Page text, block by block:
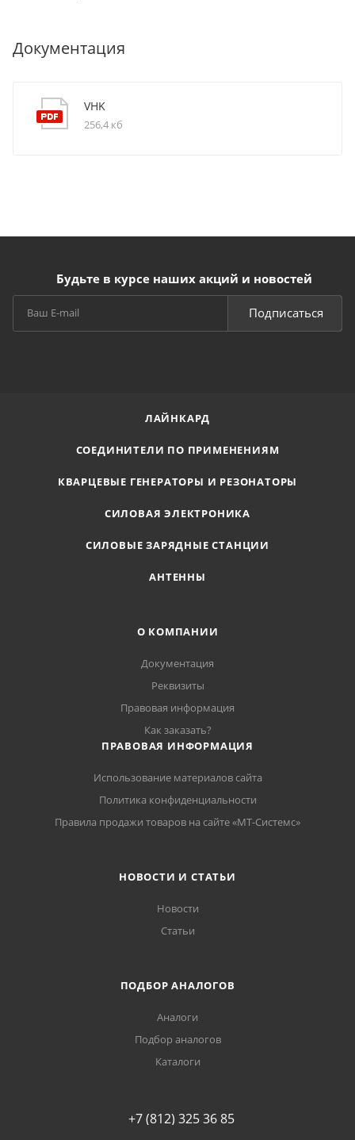
Документация
VHK
256,4 кб
Будьте в курсе наших акций и новостей
Подписаться
ЛАЙНКАРД
СОЕДИНИТЕЛИ ПО ПРИМЕНЕНИЯМ
КВАРЦЕВЫЕ ГЕНЕРАТОРЫ И РЕЗОНАТОРЫ
СИЛОВАЯ ЭЛЕКТРОНИКА
СИЛОВЫЕ ЗАРЯДНЫЕ СТАНЦИИ
АНТЕННЫ
О КОМПАНИИ
Документация
Реквизиты
Правовая информация
Как заказать?
ПРАВОВАЯ ИНФОРМАЦИЯ
Использование материалов сайта
Политика конфиденциальности
Правила продажи товаров на сайте «МТ-Системс»
НОВОСТИ И СТАТЬИ
Новости
Статьи
ПОДБОР АНАЛОГОВ
Аналоги
Подбор аналогов
Каталоги
+7 (812) 325 36 85